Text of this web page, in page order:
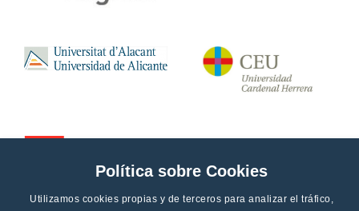
Política sobre Cookies
Utilizamos cookies propias y de terceros para analizar el tráfico,